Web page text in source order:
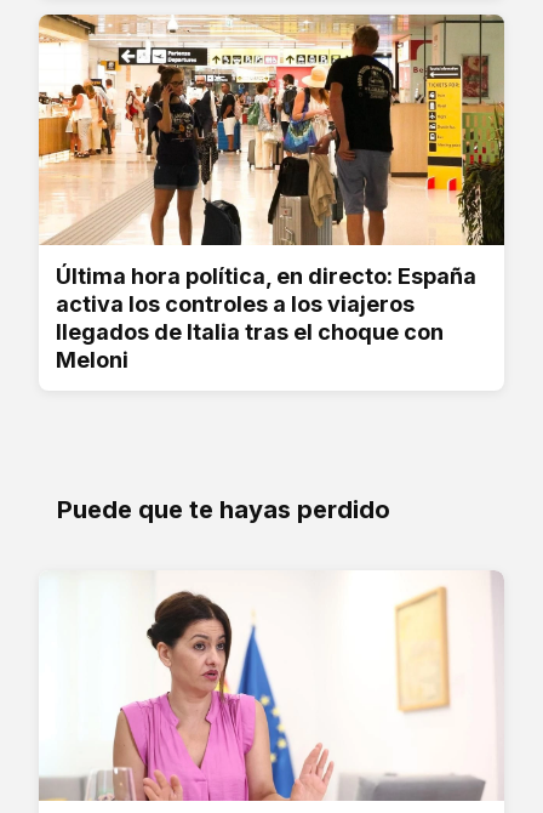
Última hora política, en directo: España
activa los controles a los viajeros
llegados de Italia tras el choque con
Meloni
Puede que te hayas perdido